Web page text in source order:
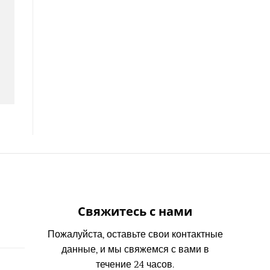
Свяжитесь с нами
Пожалуйста, оставьте свои контактные
данные, и мы свяжемся с вами в
течение 24 часов.